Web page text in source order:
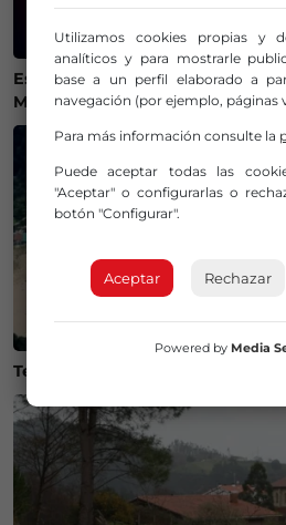
Estos son los mejores lugares
Merindades para ver el eclipse
Temperaturas históricas del
Utilizamos cookies propias y
analíticos y para mostrarle
base a un perfil elaborado a
navegación (por ejemplo, páginas
Para más información consulte la
Puede aceptar todas las
"Aceptar" o configurarlas o
botón "Configurar".
Aceptar Rechazar
Powered by Media